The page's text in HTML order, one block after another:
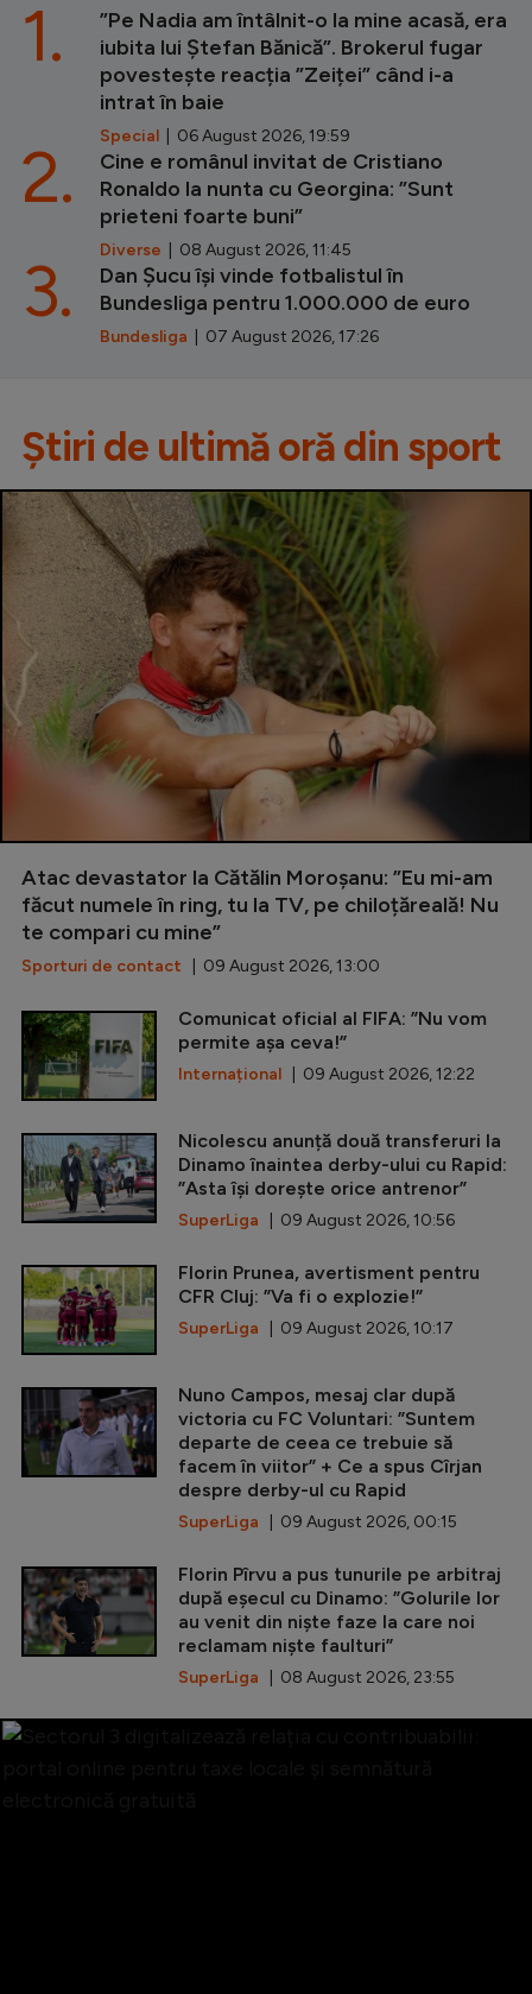
”Pe Nadia am întâlnit-o la mine acasă, era
iubita lui Ștefan Bănică”. Brokerul fugar
povestește reacția ”Zeiței” când i-a
intrat în baie
Special | 06 August 2026, 19:59
1.
Cine e românul invitat de Cristiano
Ronaldo la nunta cu Georgina: ”Sunt
prieteni foarte buni”
Diverse | 08 August 2026, 11:45
2.
Dan Șucu își vinde fotbalistul în
Bundesliga pentru 1.000.000 de euro
Bundesliga | 07 August 2026, 17:26
3.
Știri de ultimă oră din sport
Atac devastator la Cătălin Moroșanu: ”Eu mi-am
făcut numele în ring, tu la TV, pe chiloțăreală! Nu
te compari cu mine”
Sporturi de contact | 09 August 2026, 13:00
Comunicat oficial al FIFA: ”Nu vom
permite așa ceva!”
Internațional | 09 August 2026, 12:22
Nicolescu anunță două transferuri la
Dinamo înaintea derby-ului cu Rapid:
”Asta își dorește orice antrenor”
SuperLiga | 09 August 2026, 10:56
Florin Prunea, avertisment pentru
CFR Cluj: ”Va fi o explozie!”
SuperLiga | 09 August 2026, 10:17
Nuno Campos, mesaj clar după
victoria cu FC Voluntari: ”Suntem
departe de ceea ce trebuie să
facem în viitor” + Ce a spus Cîrjan
despre derby-ul cu Rapid
SuperLiga | 09 August 2026, 00:15
Florin Pîrvu a pus tunurile pe arbitraj
după eșecul cu Dinamo: ”Golurile lor
au venit din niște faze la care noi
reclamam niște faulturi”
SuperLiga | 08 August 2026, 23:55